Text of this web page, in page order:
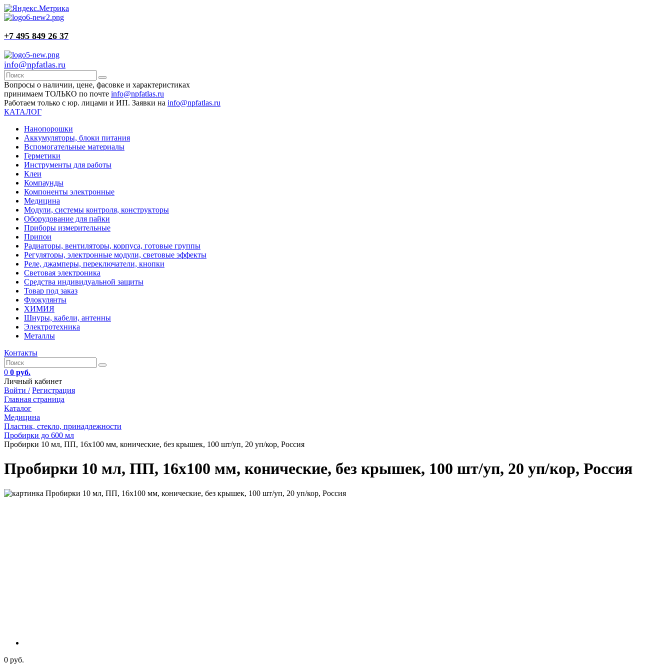
+7 495 849 26 37
info@npfatlas.ru
Вопросы о наличии, цене, фасовке и характеристиках
принимаем ТОЛЬКО по почте info@npfatlas.ru
Работаем только с юр. лицами и ИП. Заявки на info@npfatlas.ru
КАТАЛОГ
Нанопорошки
Аккумуляторы, блоки питания
Вспомогательные материалы
Герметики
Инструменты для работы
Клеи
Компаунды
Компоненты электронные
Медицина
Модули, системы контроля, конструкторы
Оборудование для пайки
Приборы измерительные
Припои
Радиаторы, вентиляторы, корпуса, готовые группы
Регуляторы, электронные модули, световые эффекты
Реле, джамперы, переключатели, кнопки
Световая электроника
Средства индивидуальной защиты
Товар под заказ
Флокулянты
ХИМИЯ
Шнуры, кабели, антенны
Электротехника
Металлы
Контакты
0 0 руб.
Личный кабинет
Войти / Регистрация
Главная страница
Каталог
Медицина
Пластик, стекло, принадлежности
Пробирки до 600 мл
Пробирки 10 мл, ПП, 16х100 мм, конические, без крышек, 100 шт/уп, 20 уп/кор, Россия
Пробирки 10 мл, ПП, 16х100 мм, конические, без крышек, 100 шт/уп, 20 уп/кор, Россия
0 руб.